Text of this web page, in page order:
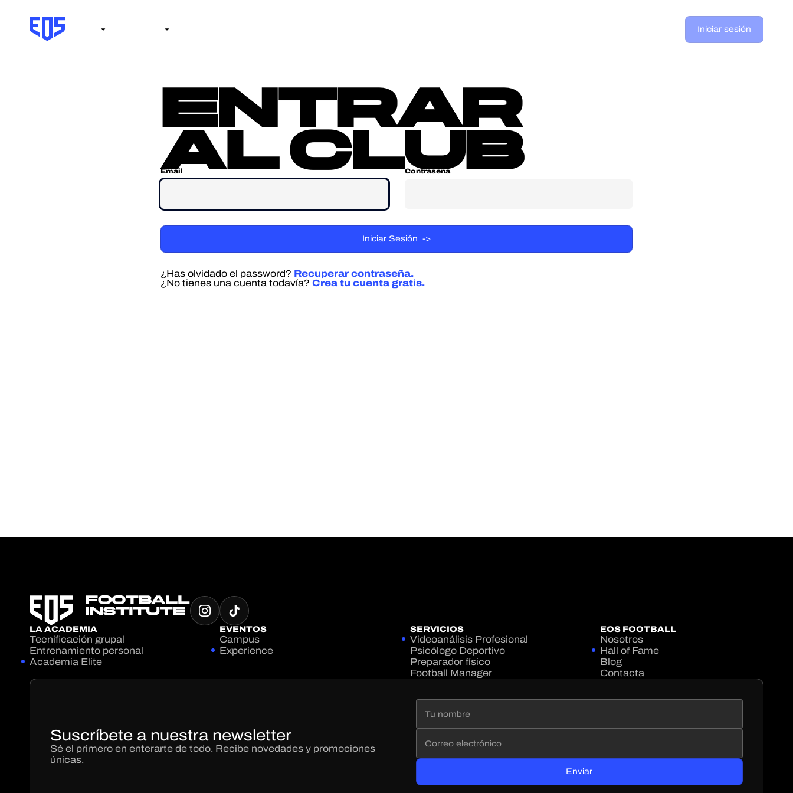
Iniciar sesión
entrar
al club
Email Contraseña
¿Has olvidado el password? Recuperar contraseña.
¿No tienes una cuenta todavía? Crea tu cuenta gratis.
LA ACADEMIA
Tecnificación grupal
Entrenamiento personal
Academia Elite
EVENTOS
Campus
Experience
SERVICIOS
Videoanálisis Profesional
Psicólogo Deportivo
Preparador físico
Football Manager
EOS FOOTBALL
Nosotros
Hall of Fame
Blog
Contacta
Suscríbete a nuestra newsletter
Sé el primero en enterarte de todo. Recibe novedades y promociones
únicas.